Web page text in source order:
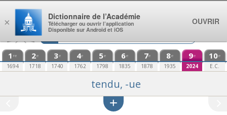
Aller au contenu
1 re
1694
2e
1718
3e
1740
4e
1762
5e
1798
6e
1835
7e
1878
8e
1935
9e
2024
10e
E.C.
tendu, -ue
×
Dictionnaire de l’Académie
Télécharger ou ouvrir l’application
Disponible sur Android et iOS
OUVRIR